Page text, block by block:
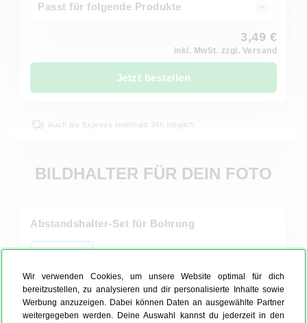
Wir verwenden Cookies, um unsere Website optimal für dich
bereitzustellen, zu analysieren und dir personalisierte Inhalte sowie
Werbung anzuzeigen. Dabei können Daten an ausgewählte Partner
weitergegeben werden. Deine Auswahl kannst du jederzeit in den
Passt für folgende Produkte
3,49 €
inkl. MwSt. zzgl. Versand
Jetzt bestellen
Auch als Express innerhalb 24h möglich
BILDHALTER FÜR DEIN FOTO
Abstandshalter-Set für Bohrung
Maße und Lieferumfang